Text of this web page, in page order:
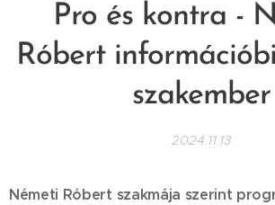
Pro és kontra -
Róbert
szakember
2024.11.13
Németi Róbert szakmája szerint